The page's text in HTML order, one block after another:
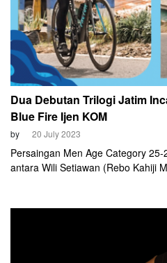
Dua Debutan Trilogi Jatim
Blue Fire Ijen KOM
by 20 July 2023
Persaingan Men Age Category
antara Wili Setiawan (Rebo Kahiji